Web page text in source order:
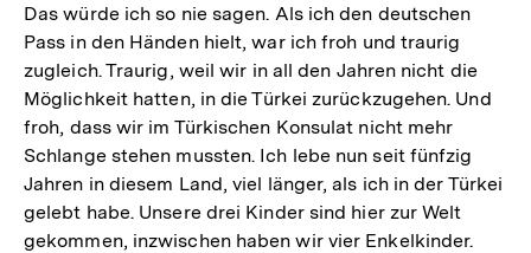
Das würde ich so nie sagen. Als ich den deutschen
Pass in den Händen hielt, war ich froh und traurig
zugleich. Traurig, weil wir in all den Jahren nicht die
Möglichkeit hatten, in die Türkei zurückzugehen. Und
froh, dass wir im Türkischen Konsulat nicht mehr
Schlange stehen mussten. Ich lebe nun seit fünfzig
Jahren in diesem Land, viel länger, als ich in der Türkei
gelebt habe. Unsere drei Kinder sind hier zur Welt
gekommen, inzwischen haben wir vier Enkelkinder.